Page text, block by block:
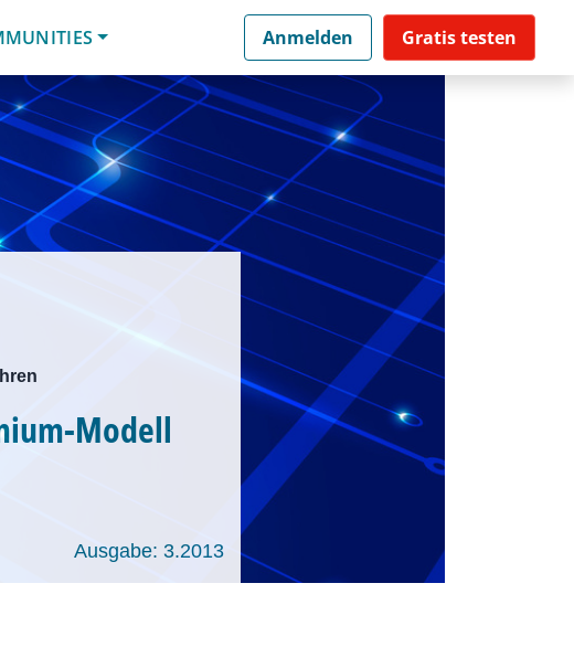
Anmelden Gratis testen
Modell
Ausgabe: 3.2013